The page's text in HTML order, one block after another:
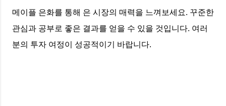
메이플 은화를 통해 은 시장의 매력을 느껴보세요. 꾸준한
관심과 공부로 좋은 결과를 얻을 수 있을 것입니다. 여러
분의 투자 여정이 성공적이기 바랍니다.